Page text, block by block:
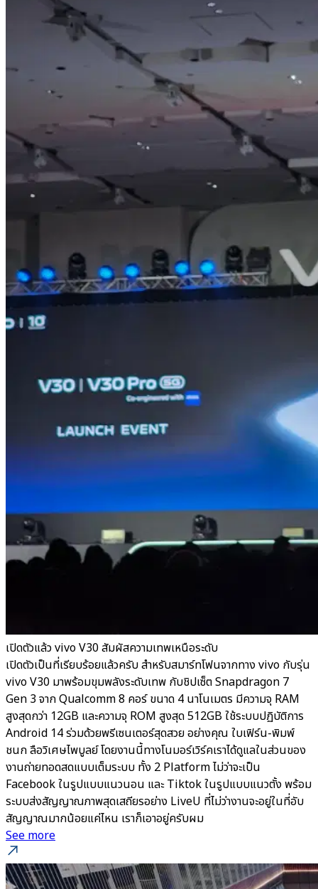
เปิดตัวแล้ว vivo V30 สัมผัสความเทพเหนือระดับ
เปิดตัวเป็นที่เรียบร้อยแล้วครับ สำหรับสมาร์ทโฟนจากทาง vivo กับรุ่น
vivo V30 มาพร้อมขุมพลังระดับเทพ กับชิปเซ็ต Snapdragon 7
Gen 3 จาก Qualcomm 8 คอร์ ขนาด 4 นาโนเมตร มีความจุ RAM
สูงสุดกว่า 12GB และความจุ ROM สูงสุด 512GB ใช้ระบบปฏิบัติการ
Android 14 ร่วมด้วยพรีเซนเตอร์สุดสวย อย่างคุณ ใบเฟิร์น-พิมพ์
ชนก ลือวิเศษไพบูลย์ โดยงานนี้ทางโนมอร์เวิร์คเราได้ดูแลในส่วนของ
งานถ่ายทอดสดแบบเต็มระบบ ทั้ง 2 Platform ไม่ว่าจะเป็น
Facebook ในรูปแบบแนวนอน และ Tiktok ในรูปแบบแนวตั้ง พร้อม
ระบบส่งสัญญาณภาพสุดเสถียรอย่าง LiveU ที่ไม่ว่างานจะอยู่ในที่อับ
สัญญาณมากน้อยแค่ไหน เราก็เอาอยู่ครับผม
See more